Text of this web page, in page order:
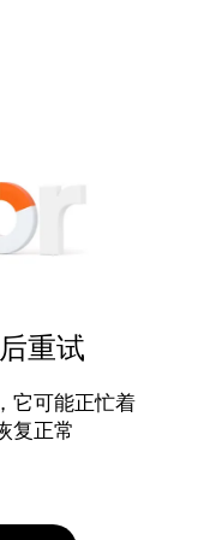
重试
它可能正忙着
复正常